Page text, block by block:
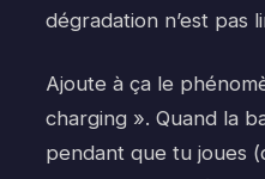
dégradation n’est pas
Ajoute à ça le
charging ». Quand la
pendant que tu joues